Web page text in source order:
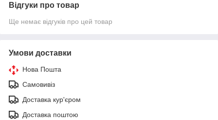
Відгуки про товар
Ще немає відгуків про цей товар
Умови доставки
Нова Пошта
Самовивіз
Доставка кур'єром
Доставка поштою